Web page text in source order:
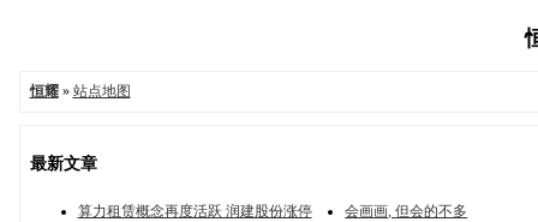
恒耀» 站点地图
最新文章
算力租赁概念再度活跃 润建股份涨停 会画画, 但会的不多